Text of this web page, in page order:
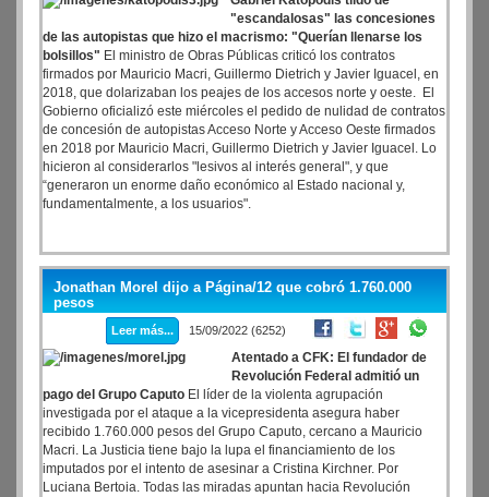
"escandalosas" las concesiones
de las autopistas que hizo el macrismo: "Querían llenarse los
bolsillos" El ministro de Obras Públicas criticó los contratos
firmados por Mauricio Macri, Guillermo Dietrich y Javier Iguacel, en
2018, que dolarizaban los peajes de los accesos norte y oeste. El
Gobierno oficializó este miércoles el pedido de nulidad de contratos
de concesión de autopistas Acceso Norte y Acceso Oeste firmados
en 2018 por Mauricio Macri, Guillermo Dietrich y Javier Iguacel. Lo
hicieron al considerarlos "lesivos al interés general", y que
“generaron un enorme daño económico al Estado nacional y,
fundamentalmente, a los usuarios".
Jonathan Morel dijo a Página/12 que cobró 1.760.000
pesos
Leer más... 15/09/2022 (6252)
Atentado a CFK: El fundador de
Revolución Federal admitió un
pago del Grupo Caputo El líder de la violenta agrupación
investigada por el ataque a la vicepresidenta asegura haber
recibido 1.760.000 pesos del Grupo Caputo, cercano a Mauricio
Macri. La Justicia tiene bajo la lupa el financiamiento de los
imputados por el intento de asesinar a Cristina Kirchner. Por
Luciana Bertoia. Todas las miradas apuntan hacia Revolución